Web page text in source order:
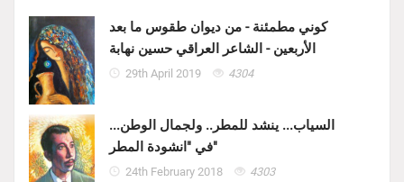
كوني مطمئنة - من ديوان طقوس ما بعد
الأربعين - الشاعر العراقي حسين نهابة
29th April 2019 4304
السياب... ينشد للمطر.. ولجمال الوطن...
في "انشودة المطر"
24th February 2018 4303